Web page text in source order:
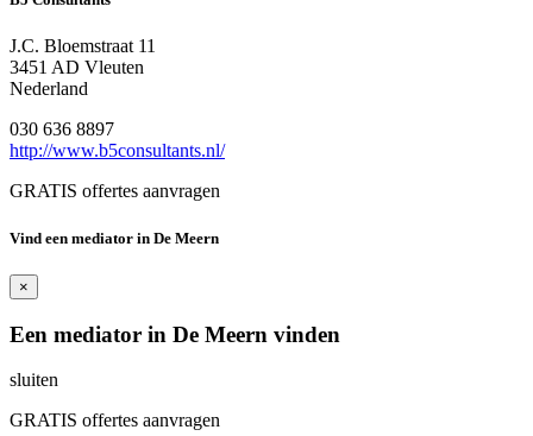
J.C. Bloemstraat 11
3451 AD Vleuten
Nederland
030 636 8897
http://www.b5consultants.nl/
GRATIS offertes aanvragen
Vind een mediator in De Meern
×
Een mediator in De Meern vinden
sluiten
GRATIS offertes aanvragen